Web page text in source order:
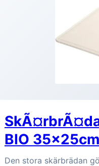
BIO 35x25cm
Den stora skärbrädan